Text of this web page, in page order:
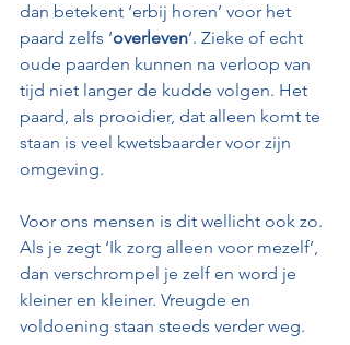
dan betekent ‘erbij horen’ voor het
paard zelfs ‘overleven’. Zieke of echt
oude paarden kunnen na verloop van
tijd niet langer de kudde volgen. Het
paard, als prooidier, dat alleen komt te
staan is veel kwetsbaarder voor zijn
omgeving.
Voor ons mensen is dit wellicht ook zo.
Als je zegt ‘Ik zorg alleen voor mezelf’,
dan verschrompel je zelf en word je
kleiner en kleiner. Vreugde en
voldoening staan steeds verder weg.